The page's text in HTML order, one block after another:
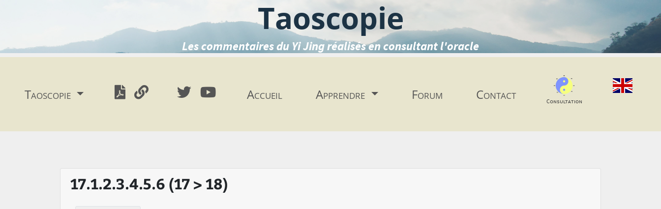
Taoscopie
Les commentaires du Yi Jing réalisés en consultant l'oracle
Taoscopie Accueil Apprendre Forum Contact Consultation
17.1.2.3.4.5.6 (17 > 18)